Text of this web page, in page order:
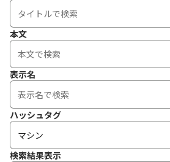
本文
表示名
ハッシュタグ
検索結果表示